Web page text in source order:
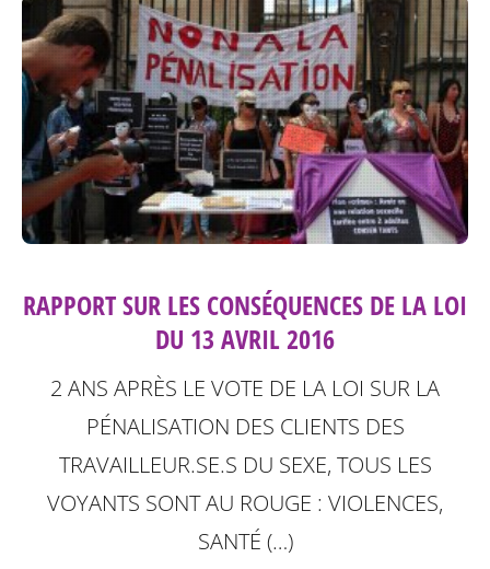
RAPPORT SUR LES CONSÉQUENCES DE LA LOI
DU 13 AVRIL 2016
2 ANS APRÈS LE VOTE DE LA LOI SUR LA
PÉNALISATION DES CLIENTS DES
TRAVAILLEUR.SE.S DU SEXE, TOUS LES
VOYANTS SONT AU ROUGE : VIOLENCES,
SANTÉ (…)